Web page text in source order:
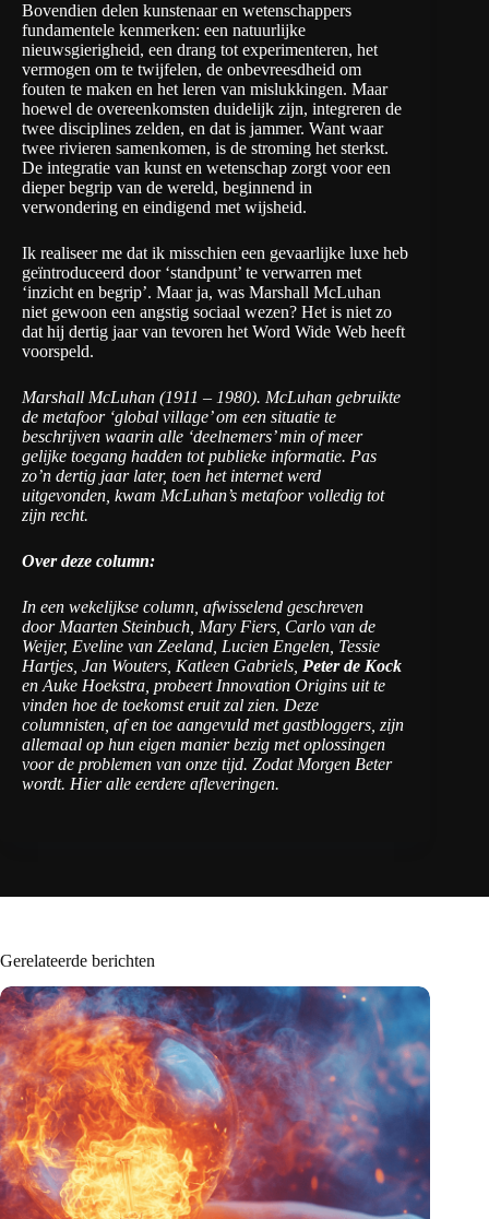
Bovendien delen kunstenaar en wetenschappers
fundamentele kenmerken: een natuurlijke
nieuwsgierigheid, een drang tot experimenteren, het
vermogen om te twijfelen, de onbevreesdheid om
fouten te maken en het leren van mislukkingen. Maar
hoewel de overeenkomsten duidelijk zijn, integreren de
twee disciplines zelden, en dat is jammer. Want waar
twee rivieren samenkomen, is de stroming het sterkst.
De integratie van kunst en wetenschap zorgt voor een
dieper begrip van de wereld, beginnend in
verwondering en eindigend met wijsheid.
Ik realiseer me dat ik misschien een gevaarlijke luxe heb
geïntroduceerd door ‘standpunt’ te verwarren met
‘inzicht en begrip’. Maar ja, was Marshall McLuhan
niet gewoon een angstig sociaal wezen? Het is niet zo
dat hij dertig jaar van tevoren het Word Wide Web heeft
voorspeld.
Marshall McLuhan (1911 – 1980). McLuhan gebruikte
de metafoor ‘global village’ om een situatie te
beschrijven waarin alle ‘deelnemers’ min of meer
gelijke toegang hadden tot publieke informatie. Pas
zo’n dertig jaar later, toen het internet werd
uitgevonden, kwam McLuhan’s metafoor volledig tot
zijn recht.
Over deze column:
In een wekelijkse column, afwisselend geschreven
door Maarten Steinbuch, Mary Fiers, Carlo van de
Weijer, Eveline van Zeeland, Lucien Engelen, Tessie
Hartjes, Jan Wouters, Katleen Gabriels, Peter de Kock
en Auke Hoekstra, probeert Innovation Origins uit te
vinden hoe de toekomst eruit zal zien. Deze
columnisten, af en toe aangevuld met gastbloggers, zijn
allemaal op hun eigen manier bezig met oplossingen
voor de problemen van onze tijd. Zodat Morgen Beter
wordt. Hier alle eerdere afleveringen.
Gerelateerde berichten